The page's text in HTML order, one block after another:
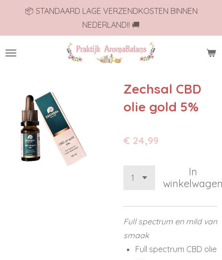
de
📦 STANDAARD LAGE VERZENDKOSTEN BINNEN
NEDERLAND!! 🚚
Zechsal CBD
olie gold 5%
€ 24,99
In
Full spectrum en mild van
smaak
Full spectrum CBD olie